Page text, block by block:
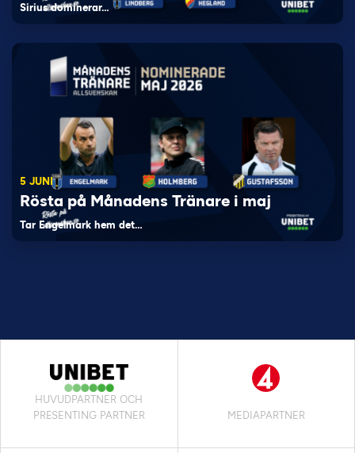
Sirius dominerar…
5 JUNI
Rösta på Månadens Tränare i maj
Tar Engelmark hem det…
HUVUDPARTNER OCH
PRESENTING PARTNER
MEDIAPARTNER